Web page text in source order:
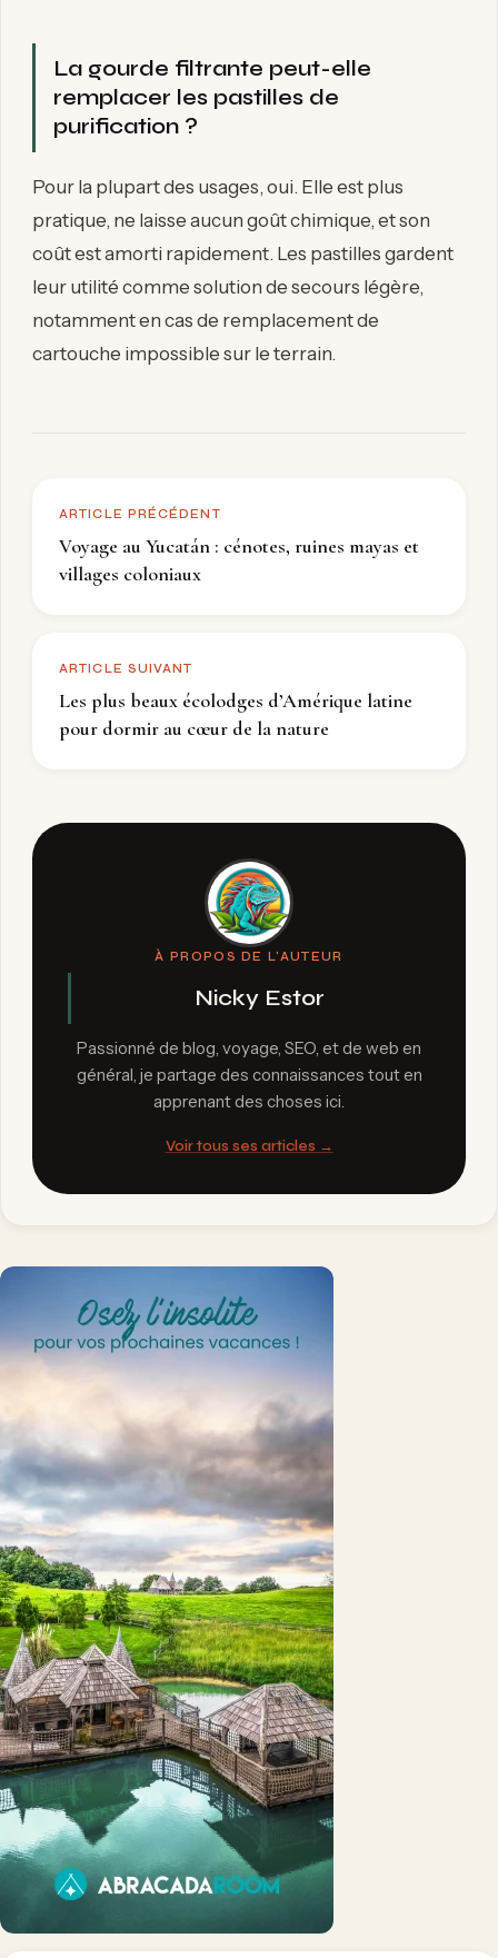
La gourde filtrante peut-elle
remplacer les pastilles de
purification ?
Pour la plupart des usages, oui. Elle est plus
pratique, ne laisse aucun goût chimique, et son
coût est amorti rapidement. Les pastilles gardent
leur utilité comme solution de secours légère,
notamment en cas de remplacement de
cartouche impossible sur le terrain.
ARTICLE PRÉCÉDENT
Voyage au Yucatán : cénotes, ruines mayas et
villages coloniaux
ARTICLE SUIVANT
Les plus beaux écolodges d’Amérique latine
pour dormir au cœur de la nature
À PROPOS DE L'AUTEUR
Nicky Estor
Passionné de blog, voyage, SEO, et de web en
général, je partage des connaissances tout en
apprenant des choses ici.
Voir tous ses articles →